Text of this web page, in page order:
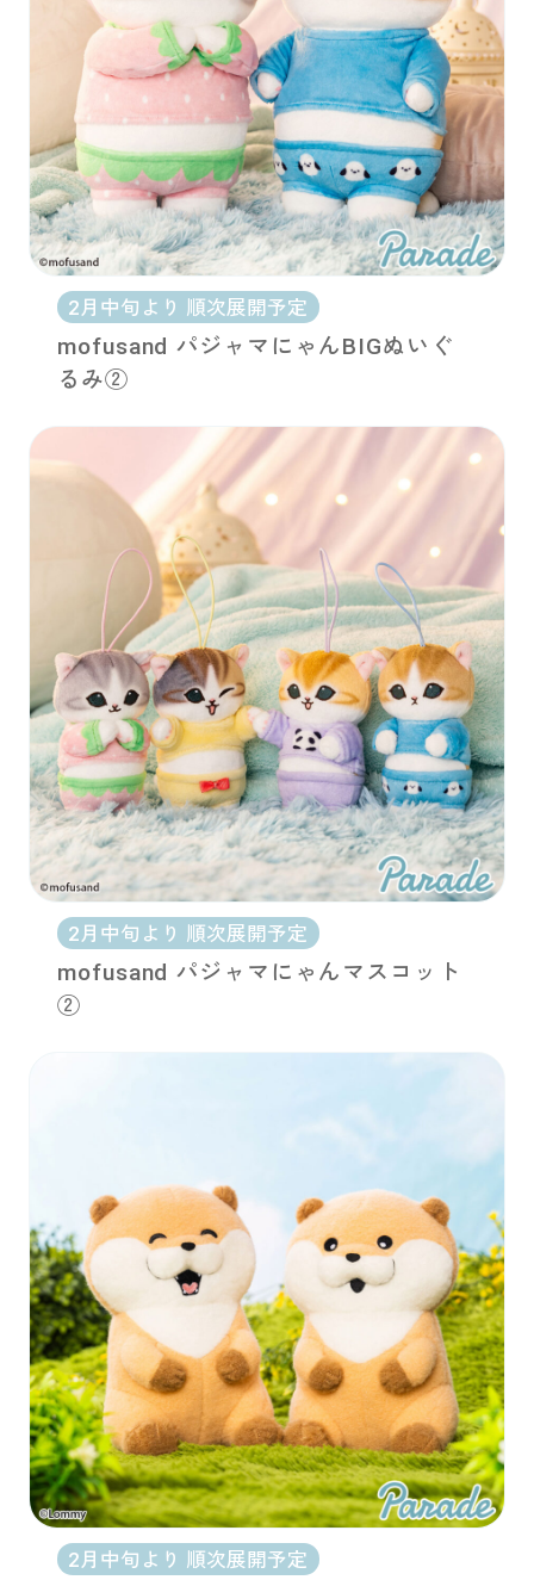
2月中旬より 順次展開予定
mofusand パジャマにゃんBIGぬいぐ
るみ②
2月中旬より 順次展開予定
mofusand パジャマにゃんマスコット
②
2月中旬より 順次展開予定